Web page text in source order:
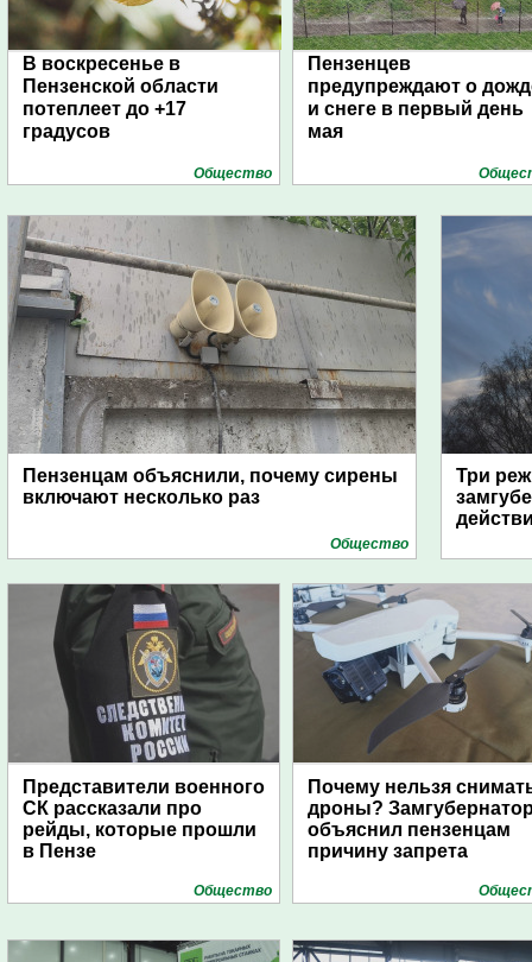
В воскресенье в
Пензенской области
потеплеет до +17
градусов
Общество
Пензенцев
предупреждают о
и снеге в первый день
мая
Пензенцам объяснили, почему сирены
включают несколько раз
Общество
Три
Представители военного
СК рассказали про
рейды, которые прошли
в Пензе
Общество
Почему нельзя
дроны?
объяснил пензенцам
причину запрета